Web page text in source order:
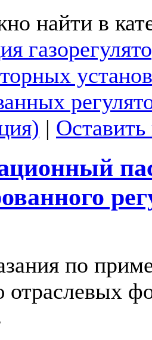
найти в
|
по
отраслевых